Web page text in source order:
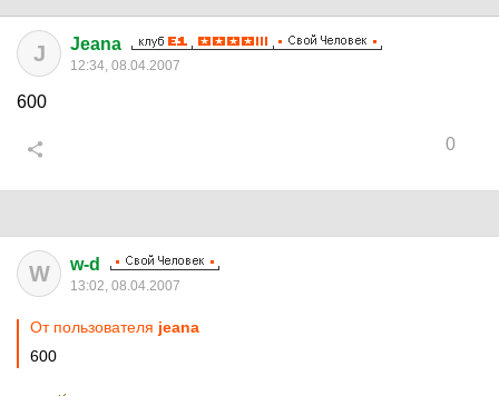
J Jeana
12:34, 08.04.2007
600
0
W w-d
13:02, 08.04.2007
От пользователя jeana
600